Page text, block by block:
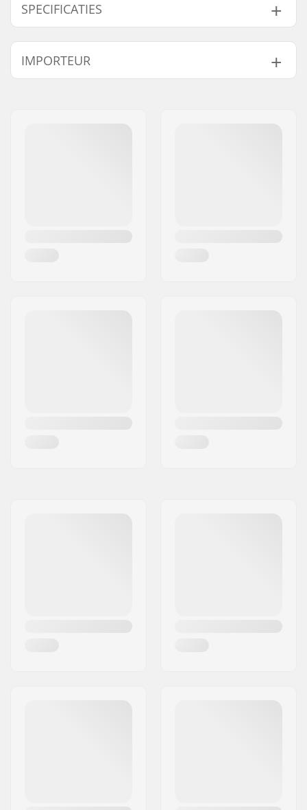
SPECIFICATIES
Compression type:
IHC
Bar Binnendiameter:
Starnut:
Niet inbegrepen
IMPORTEUR